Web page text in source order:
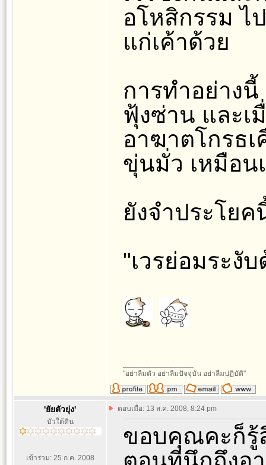
อโหสิกรรม ไ
แก่เค้าด้วย
การทำอย่างนี้
ฟุ้งซ่าน และเ
อาฆาตโกรธ
ขุ่นมั่ว เหมือน
ยังจำประโยค
"เวรย่อมระงั
"อย่าลืมตัว อย่าลืมปัจจุบัน อย่าลืมปฏิบัติ"
'ยัยตัวยุ่ง'
บัวใต้ดิน
เข้าร่วม: 25 ก.ค. 2008
ตอบเมื่อ: 13 ส.ค. 2008, 8:24 pm
ขอบคุณคะก็รู้